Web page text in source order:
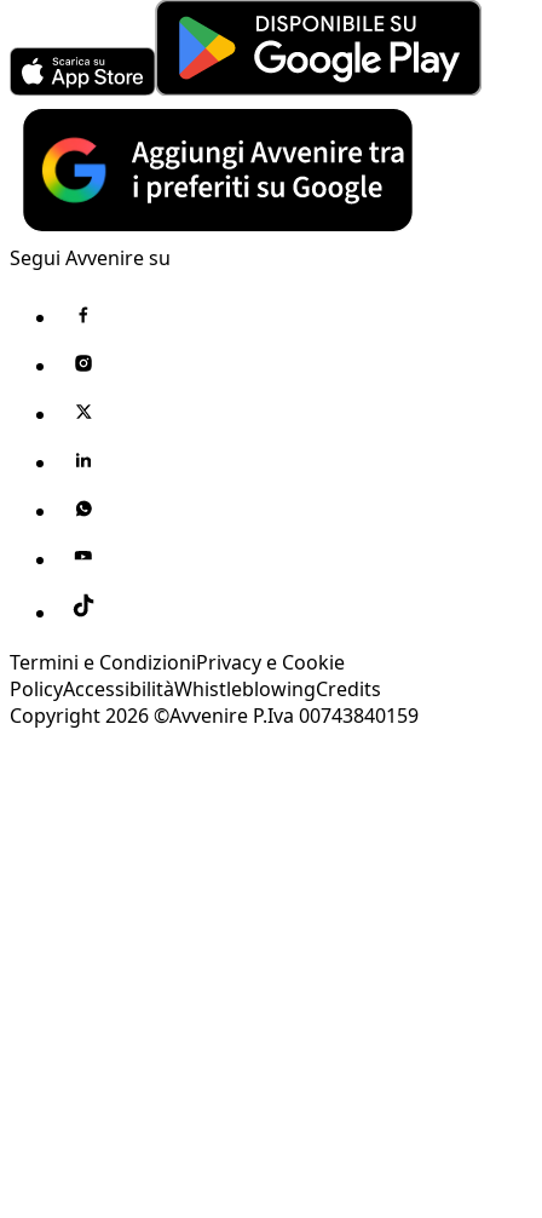
Segui Avvenire su
Termini e CondizioniPrivacy e Cookie
PolicyAccessibilitàWhistleblowingCredits
Copyright 2026 ©Avvenire P.Iva 00743840159